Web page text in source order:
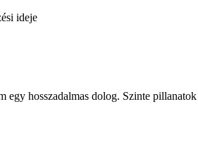
ideje
egy hosszadalmas dolog. Szinte